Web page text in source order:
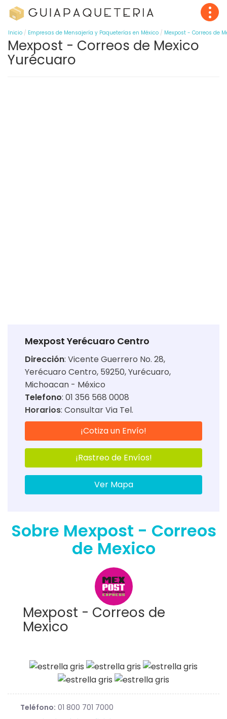
Inicio Empresas de Mensajería y Paqueterías en México Mexpost - Correos de
Mexpost - Correos de Mexico
Yurécuaro
Mexpost Yerécuaro Centro
Dirección: Vicente Guerrero No. 28,
Yerécuaro Centro, 59250, Yurécuaro,
Michoacan - México
Telefono: 01 356 568 0008
Horarios: Consultar Via Tel.
¡Cotiza un Envío!
¡Rastreo de Envíos!
Ver Mapa
Sobre Mexpost - Correos
de Mexico
Mexpost - Correos de
Mexico
Teléfono: 01 800 701 7000